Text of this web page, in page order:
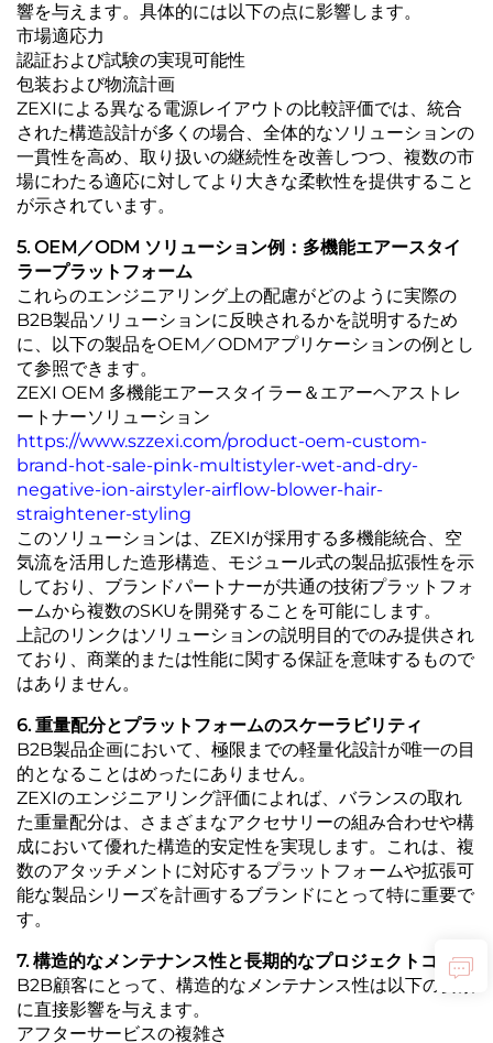
響を与えます。具体的には以下の点に影響します。
市場適応力
認証および試験の実現可能性
包装および物流計画
ZEXIによる異なる電源レイアウトの比較評価では、統合
された構造設計が多くの場合、全体的なソリューションの
一貫性を高め、取り扱いの継続性を改善しつつ、複数の市
場にわたる適応に対してより大きな柔軟性を提供すること
が示されています。
5. OEM／ODM ソリューション例：多機能エアースタイ
ラープラットフォーム
これらのエンジニアリング上の配慮がどのように実際の
B2B製品ソリューションに反映されるかを説明するため
に、以下の製品をOEM／ODMアプリケーションの例とし
て参照できます。
ZEXI OEM 多機能エアースタイラー＆エアーヘアストレ
ートナーソリューション
https://www.szzexi.com/product-oem-custom-
brand-hot-sale-pink-multistyler-wet-and-dry-
negative-ion-airstyler-airflow-blower-hair-
straightener-styling
このソリューションは、ZEXIが採用する多機能統合、空
気流を活用した造形構造、モジュール式の製品拡張性を示
しており、ブランドパートナーが共通の技術プラットフォ
ームから複数のSKUを開発することを可能にします。
上記のリンクはソリューションの説明目的でのみ提供され
ており、商業的または性能に関する保証を意味するもので
はありません。
6. 重量配分とプラットフォームのスケーラビリティ
B2B製品企画において、極限までの軽量化設計が唯一の目
的となることはめったにありません。
ZEXIのエンジニアリング評価によれば、バランスの取れ
た重量配分は、さまざまなアクセサリーの組み合わせや構
成において優れた構造的安定性を実現します。これは、複
数のアタッチメントに対応するプラットフォームや拡張可
能な製品シリーズを計画するブランドにとって特に重要で
す。
7. 構造的なメンテナンス性と長期的なプロジェクトコスト
B2B顧客にとって、構造的なメンテナンス性は以下の要素
に直接影響を与えます。
アフターサービスの複雑さ